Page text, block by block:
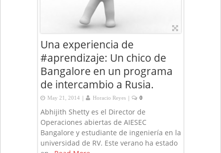
Una experiencia de
#aprendizaje: Un chico de
Bangalore en un programa
de intercambio a Rusia.
May 21, 2014 | Horacio Reyes | 0
Abhijith Shetty es el Director de
Operaciones abiertas de AIESEC
Bangalore y estudiante de ingeniería en la
universidad de RV. Este verano ha estado